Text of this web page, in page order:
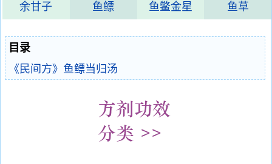
余甘子 鱼鳔 鱼鳖金星 鱼草
目录
《民间方》鱼鳔当归汤